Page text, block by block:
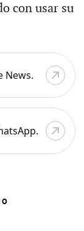
con usar su
News.